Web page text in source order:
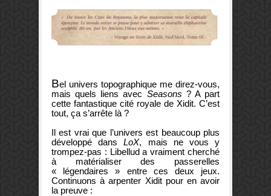
Bel univers topographique me direz-vous,
mais quels liens avec Seasons ? A part
cette fantastique cité royale de Xidit. C’est
tout, ça s’arrête là ?
Il est vrai que l’univers est beaucoup plus
développé dansLoX, mais ne vous y
trompez-pas : Libellud a vraiment cherché
à matérialiser des passerelles
« légendaires » entre ces deux jeux.
Continuons à arpenter Xidit pour en avoir
la preuve :